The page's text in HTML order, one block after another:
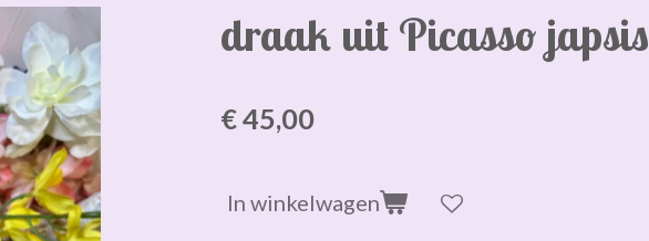
draak uit Picasso japsis
€ 45,00
In winkelwagen